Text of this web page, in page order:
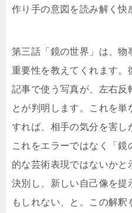
作り手の意図を読み解く快
第三話「鏡の世界」は、物
重要性を教えてくれます。
記事で使う写真が、左右反
とが判明します。これを
すれば、相手の気分を害し
これをエラーではなく「鏡
的な芸術表現ではないかと
決別し、新しい自己像を提
もしれない、と。この解